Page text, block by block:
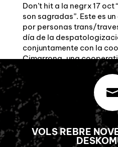
Don’t hit a la negrx 17
son sagradas”. Este es
por personas trans/
día de la
conjuntamente con la
Cimarrona, una

VOLS REBRE